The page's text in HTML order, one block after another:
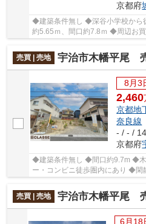
京都府
◆建築条件無し ◆深谷小学校か
約5.65ｍ、間口約7.8ｍ ◆周辺お
売買 | 売地 宇治市木幡平尾 売
8月3
2,460
京都地
奈良線
- / - /
京都府
◆建築条件無し ◆間口約9.7m ◆
ー・コンビニ徒歩圏内にあり ◆閑
売買 | 売地 宇治市木幡平尾 売
6月18